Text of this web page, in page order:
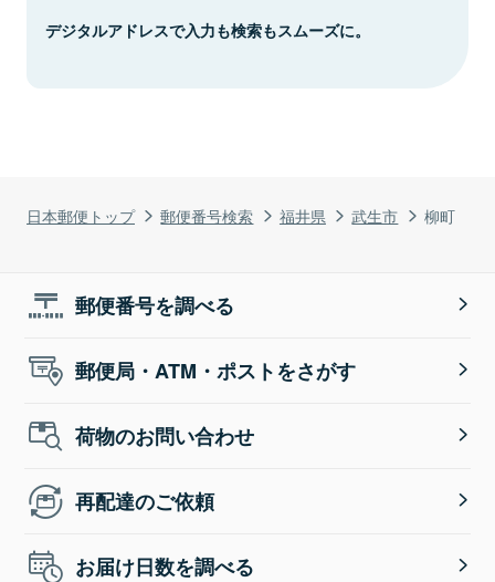
日本郵便トップ 郵便番号検索 福井県 武生市 柳町
デジタルアドレスで入力も検索もスムーズに。
郵便番号を調べる
郵便局・ATM・ポストをさがす
荷物のお問い合わせ
再配達のご依頼
お届け日数を調べる